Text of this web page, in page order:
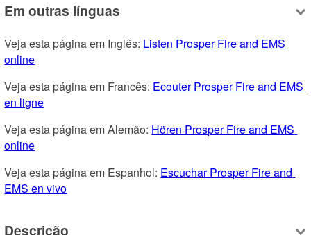
Em outras línguas
Veja esta página em Inglês: Listen Prosper Fire and EMS
online
Veja esta página em Francês: Ecouter Prosper Fire and EMS
en ligne
Veja esta página em Alemão: Hören Prosper Fire and EMS
online
Veja esta página em Espanhol: Escuchar Prosper Fire and
EMS en vivo
Descrição